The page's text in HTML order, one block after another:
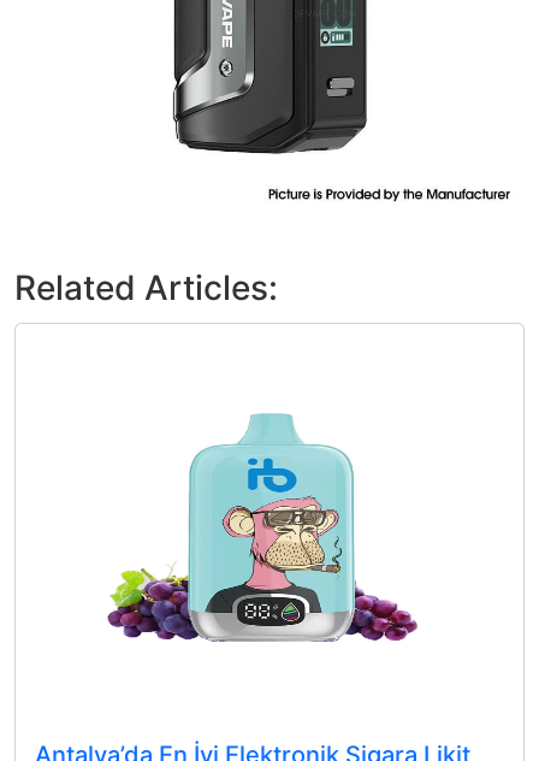
Related Articles:
Antalya’da En İyi Elektronik Sigara Likit